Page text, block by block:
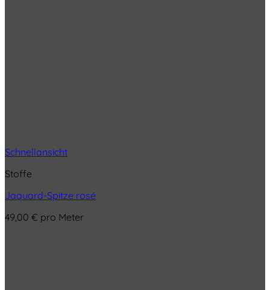
Schnellansicht
Stoffe
Jaquard-Spitze rosé
49,00 € pro Meter